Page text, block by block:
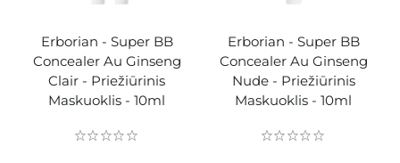
Erborian - Super BB
Concealer Au Ginseng
Clair - Priežiūrinis
Maskuoklis - 10ml
Erborian - Super BB
Concealer Au Ginseng
Nude - Priežiūrinis
Maskuoklis - 10ml